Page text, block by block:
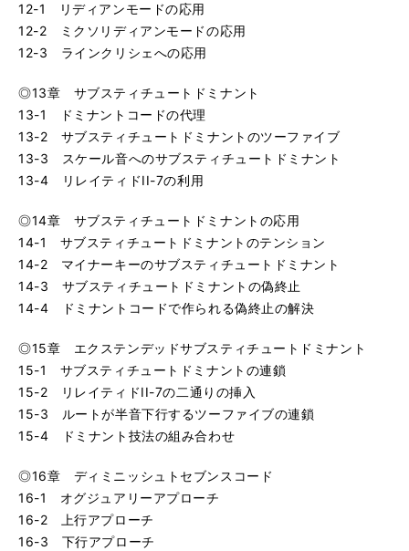
12-1 リディアンモードの応用
12-2 ミクソリディアンモードの応用
12-3 ラインクリシェへの応用
◎13章 サブスティチュートドミナント
13-1 ドミナントコードの代理
13-2 サブスティチュートドミナントのツーファイブ
13-3 スケール音へのサブスティチュートドミナント
13-4 リレイティドII-7の利用
◎14章 サブスティチュートドミナントの応用
14-1 サブスティチュートドミナントのテンション
14-2 マイナーキーのサブスティチュートドミナント
14-3 サブスティチュートドミナントの偽終止
14-4 ドミナントコードで作られる偽終止の解決
◎15章 エクステンデッドサブスティチュートドミナント
15-1 サブスティチュートドミナントの連鎖
15-2 リレイティドII-7の二通りの挿入
15-3 ルートが半音下行するツーファイブの連鎖
15-4 ドミナント技法の組み合わせ
◎16章 ディミニッシュトセブンスコード
16-1 オグジュアリーアプローチ
16-2 上行アプローチ
16-3 下行アプローチ